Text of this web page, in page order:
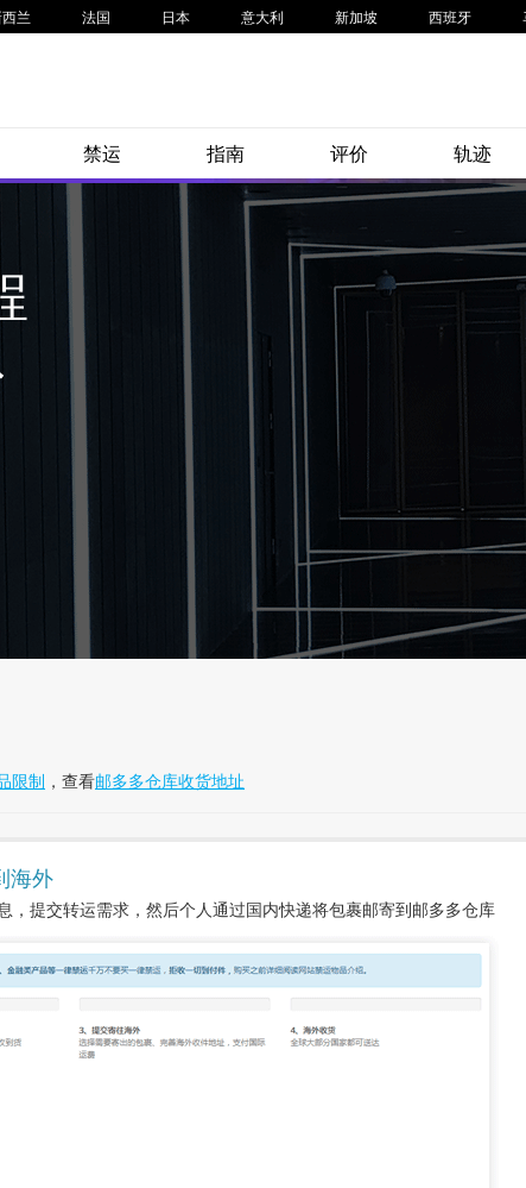
兰 法国 日本 意大利 新加坡 西班牙
禁运 指南 评价 轨迹
限制 ，查看邮多多仓库收货地址
海外
，提交转运需求，然后个人通过国内快递将包裹邮寄到邮多多仓库